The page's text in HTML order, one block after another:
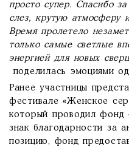
просто супер. Спасибо
слез, крутую атмосферу
Время пролетело
только самые светлые
энергией для новых
поделилась эмоциями
Ранее участницы
фестивале «Женское
который проводил фонд
знак благодарности за
позицию, фонд